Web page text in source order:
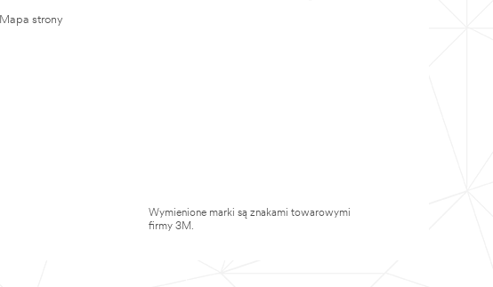
Mapa strony
Wymienione marki są znakami towarowymi
firmy 3M.